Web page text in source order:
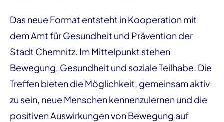
Das neue Format entsteht in Kooperation mit
dem Amt für Gesundheit und Prävention der
Stadt Chemnitz. Im Mittelpunkt stehen
Bewegung, Gesundheit und soziale Teilhabe. Die
Treffen bieten die Möglichkeit, gemeinsam aktiv
zu sein, neue Menschen kennenzulernen und die
positiven Auswirkungen von Bewegung auf